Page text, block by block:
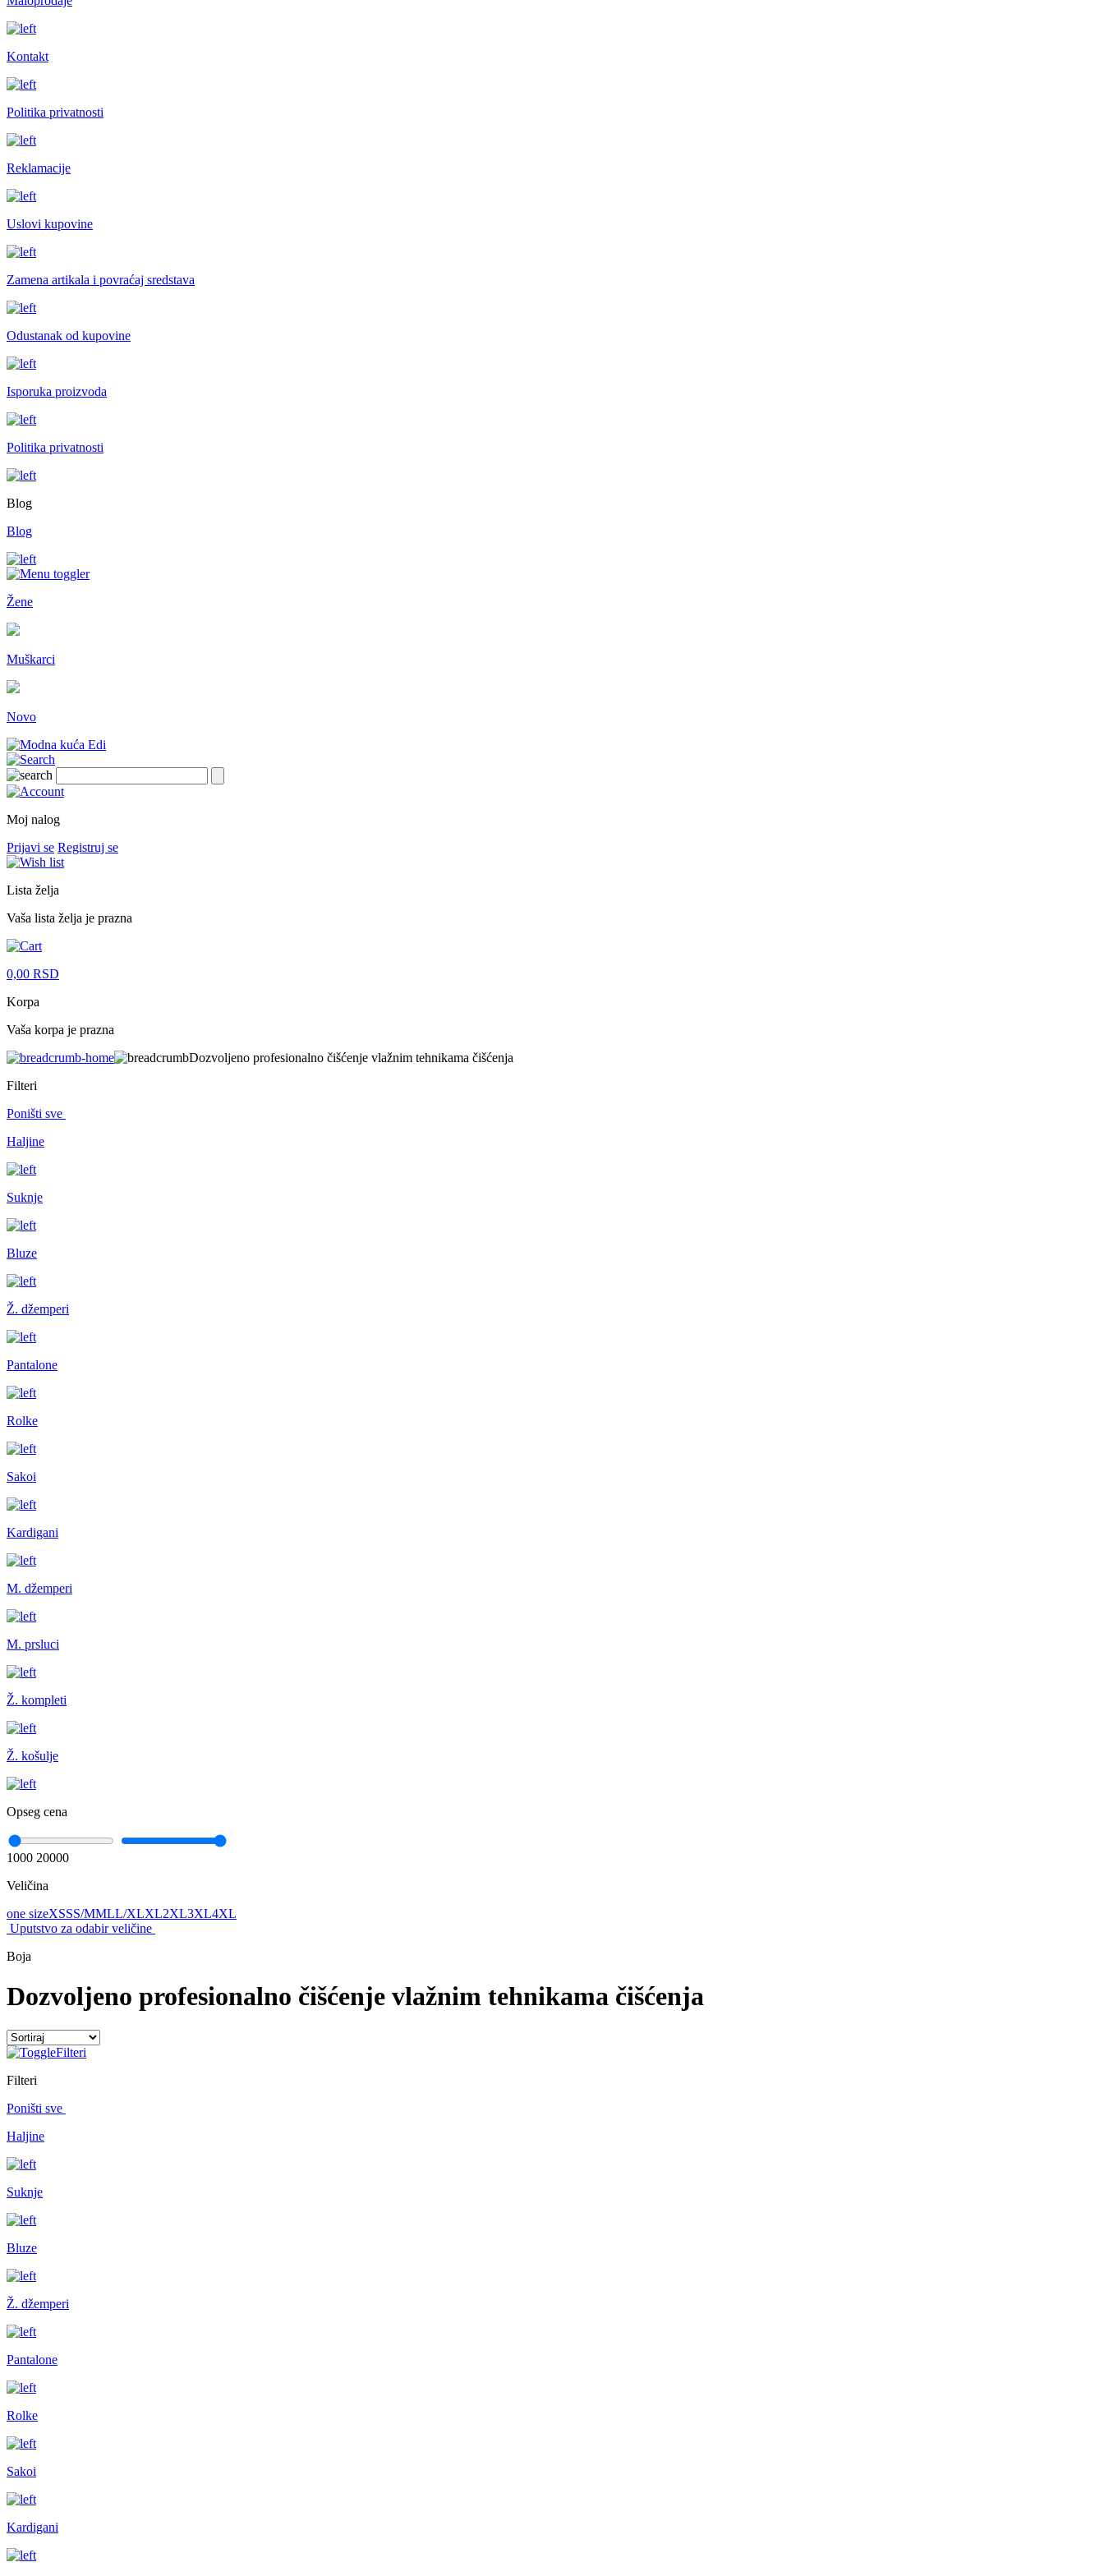
Kontakt
Politika privatnosti
Reklamacije
Uslovi kupovine
Zamena artikala i povraćaj sredstava
Odustanak od kupovine
Isporuka proizvoda
Politika privatnosti
Blog
Blog
Žene
Muškarci
Novo
Moj nalog
Prijavi se Registruj se
Lista želja
Vaša lista želja je prazna
0,00 RSD
Korpa
Vaša korpa je prazna
Dozvoljeno profesionalno čišćenje vlažnim tehnikama čišćenja
Filteri
Poništi sve
Haljine
Suknje
Bluze
Ž. džemperi
Pantalone
Rolke
Sakoi
Kardigani
M. džemperi
M. prsluci
Ž. kompleti
Ž. košulje
Opseg cena
1000 20000
Veličina
one sizeXSSS/MMLL/XLXL2XL3XL4XL
Uputstvo za odabir veličine
Boja
Dozvoljeno profesionalno čišćenje vlažnim tehnikama čišćenja
Filteri
Filteri
Poništi sve
Haljine
Suknje
Bluze
Ž. džemperi
Pantalone
Rolke
Sakoi
Kardigani